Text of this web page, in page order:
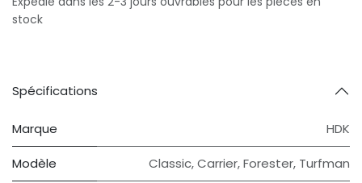
stock
Spécifications
Marque HDK
Modèle Classic,Carrier,Forester, Turfman